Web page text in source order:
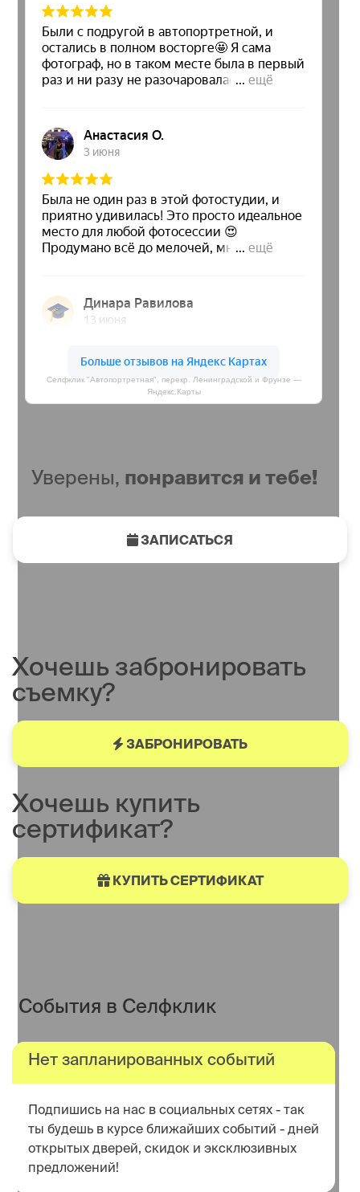
Селфклик "Автопортретная", перекр. Ленинградской и Фрунзе —
Яндекс.Карты
Уверены, понравится и тебе!
ЗАПИСАТЬСЯ
Хочешь забронировать
съемку?
ЗАБРОНИРОВАТЬ
Хочешь купить
сертификат?
КУПИТЬ СЕРТИФИКАТ
События в Селфклик
Нет запланированных событий
Подпишись на нас в социальных сетях - так
ты будешь в курсе ближайших событий - дней
открытых дверей, скидок и эксклюзивных
предложений!